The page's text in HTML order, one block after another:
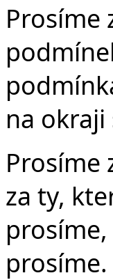
Prosíme
na okraji
Prosíme
za ty,
prosíme.